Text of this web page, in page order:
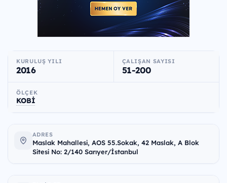
KURULUŞ YILI
2016
ÇALIŞAN SAYISI
51-200
ÖLÇEK
KOBİ
ADRES
Maslak Mahallesi, AOS 55.Sokak, 42 Maslak, A Blok
Sitesi No: 2/140 Sarıyer/İstanbul